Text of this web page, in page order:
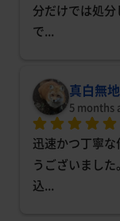
分だけでは処
で...
真白無地
5 months
迅速かつ丁寧
うございまし
込...